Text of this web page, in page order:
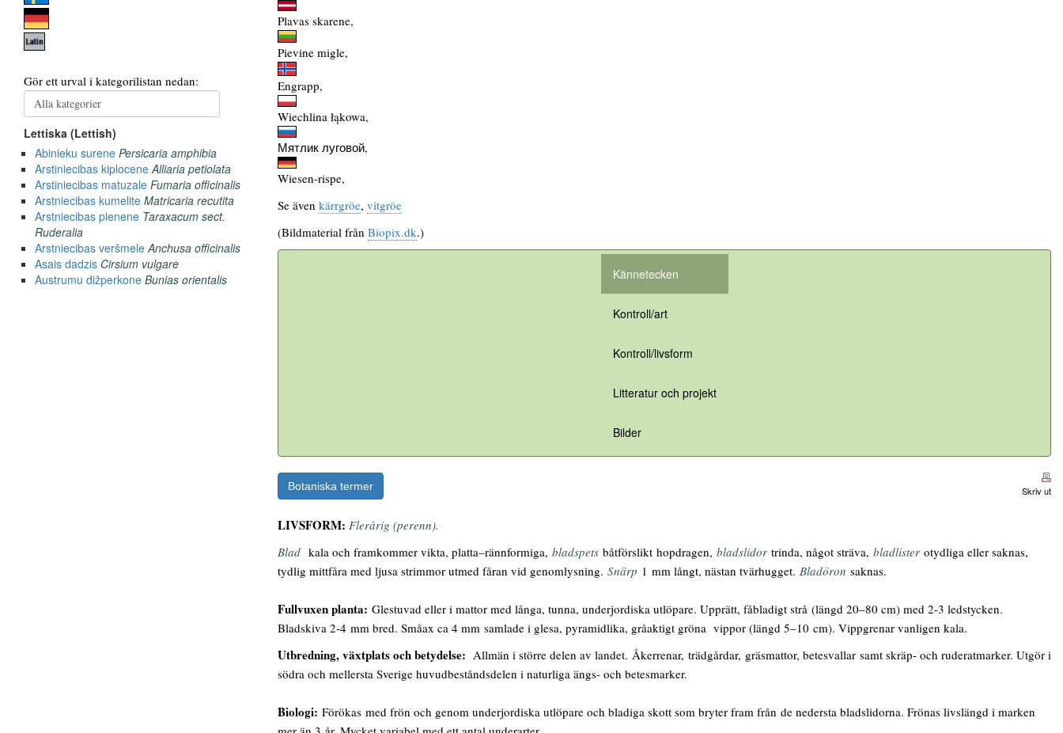
Plavas skarene,
Pievine migle,
Engrapp,
Wiechlina łąkowa,
Мятлик луговой,
Wiesen-rispe,
Se även kärrgröe, vitgröe
(Bildmaterial från Biopix.dk.)
Kännetecken
Kontroll/art
Kontroll/livsform
Litteratur och projekt
Bilder
Botaniska termer Skriv ut
LIVSFORM: Flerårig (perenn).
Blad kala och framkommer vikta, platta–rännformiga, bladspets båtförslikt hopdragen, bladslidor trinda, något sträva, bladlister otydliga eller saknas,
tydlig mittfåra med ljusa strimmor utmed fåran vid genomlysning. Snärp 1 mm långt, nästan tvärhugget. Bladöron saknas.
Fullvuxen planta: Glestuvad eller i mattor med långa, tunna, underjordiska utlöpare. Upprätt, fåbladigt strå (längd 20–80 cm) med 2-3 ledstycken.
Bladskiva 2-4 mm bred. Småax ca 4 mm samlade i glesa, pyramidlika, gråaktigt gröna vippor (längd 5–10 cm). Vippgrenar vanligen kala.
Utbredning, växtplats och betydelse: Allmän i större delen av landet. Åkerrenar, trädgårdar, gräsmattor, betesvallar samt skräp- och ruderatmarker. Utgör i
södra och mellersta Sverige huvudbeståndsdelen i naturliga ängs- och betesmarker.
Biologi: Förökas med frön och genom underjordiska utlöpare och bladiga skott som bryter fram från de nedersta bladslidorna. Frönas livslängd i marken